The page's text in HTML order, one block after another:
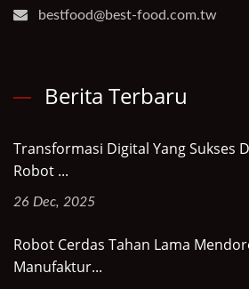
bestfood@best-food.com.tw
Berita Terbaru
Transformasi Digital Yang Sukses
Robot ...
26 Dec, 2025
Robot Cerdas Tahan Lama
Manufaktur...